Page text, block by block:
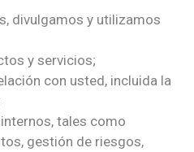
divulgamos y utilizamos
y servicios;
con usted, incluida la
tales como
gestión de riesgos,